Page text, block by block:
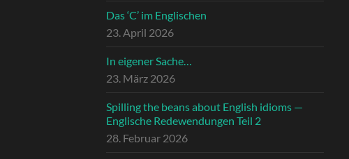
Das ‘C’ im Englischen
23. April 2026
In eigener Sache…
23. März 2026
Spilling the beans about English idioms —
Englische Redewendungen Teil 2
28. Februar 2026